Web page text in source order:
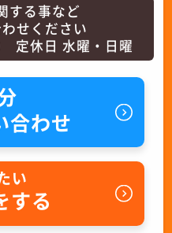
する事など
わせください
定休日 水曜・日曜
合わせ
い
する